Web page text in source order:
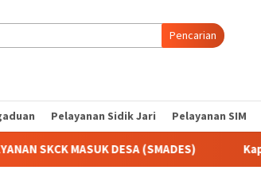
Pencarian
Pelayanan Sidik Jari Pelayanan SIM
(SMADES) Kapolres Ogan Ilir Pimpin